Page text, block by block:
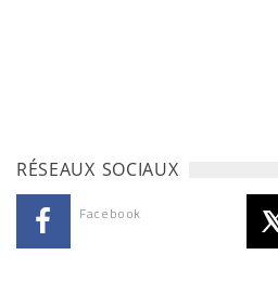
RÉSEAUX SOCIAUX
Facebook